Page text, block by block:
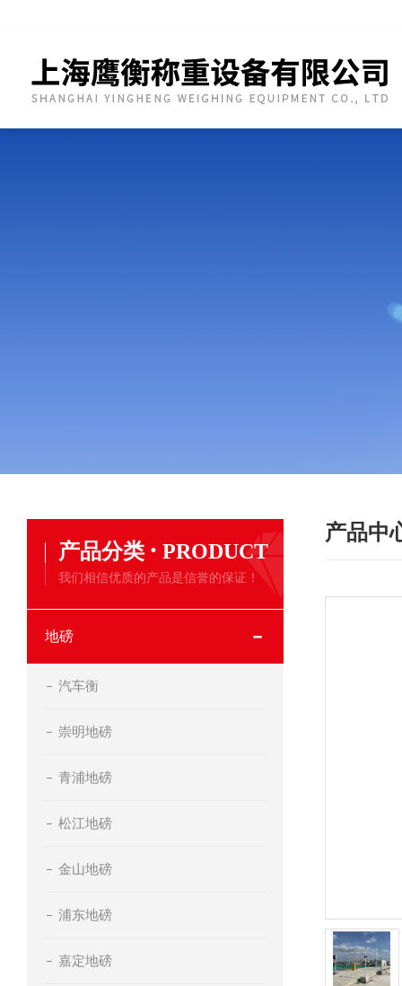
产品分类 · PRODUCT
我们相信优质的产品是信誉的保证！
地磅
汽车衡
崇明地磅
青浦地磅
松江地磅
金山地磅
浦东地磅
嘉定地磅
产品中